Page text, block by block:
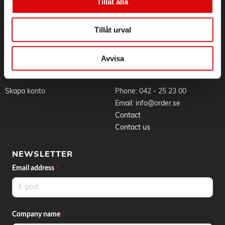
Tillåt urval
Avvisa
Whistleblowing
News
Goods & delivery
Privacy Policy
BLI KUND
Skapa konto Phone: 042 - 25 23 00
Email: info@order.se
Contact
Contact us
NEWSLETTER
Email address *
Company name *